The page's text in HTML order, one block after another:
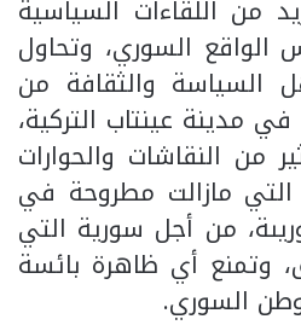
من اللقاءات السياسية
الواقع السوري، وتحاول
السياسة والثقافة من
مدينة عينتاب التركية،
من النقاشات والحوارات
التي مازالت مطروحة في
من أجل سورية التي
وتمنع أي ظاهرة بائسة
السوري.